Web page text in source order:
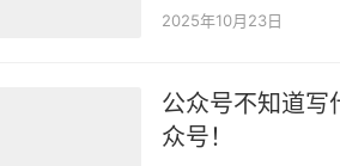
2025年10月23日
公众号不知道写
众号！